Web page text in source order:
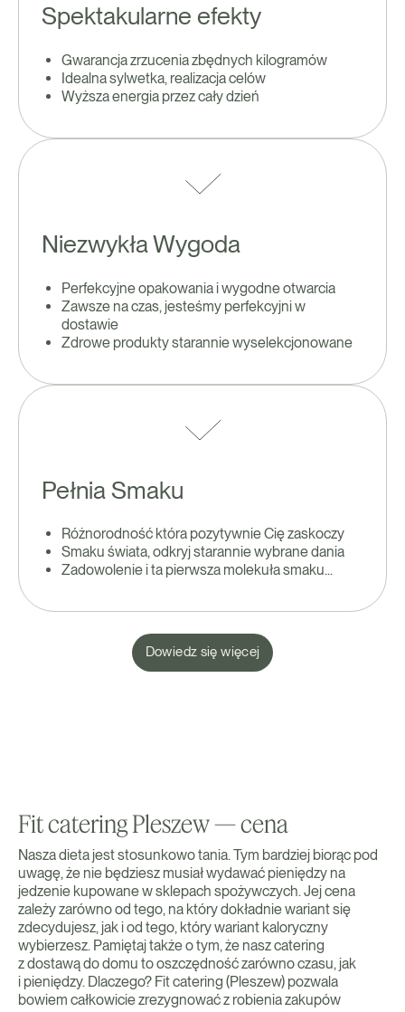
Spektakularne efekty
Gwarancja zrzucenia zbędnych kilogramów
Idealna sylwetka, realizacja celów
Wyższa energia przez cały dzień
Niezwykła Wygoda
Perfekcyjne opakowania i wygodne otwarcia
Zawsze na czas, jesteśmy perfekcyjni w
dostawie
Zdrowe produkty starannie wyselekcjonowane
Pełnia Smaku
Różnorodność która pozytywnie Cię zaskoczy
Smaku świata, odkryj starannie wybrane dania
Zadowolenie i ta pierwsza molekuła smaku...
Dowiedz się więcej
Fit catering Pleszew — cena
Nasza dieta jest stosunkowo tania. Tym bardziej biorąc pod
uwagę, że nie będziesz musiał wydawać pieniędzy na
jedzenie kupowane w sklepach spożywczych. Jej cena
zależy zarówno od tego, na który dokładnie wariant się
zdecydujesz, jak i od tego, który wariant kaloryczny
wybierzesz. Pamiętaj także o tym, że nasz catering
z dostawą do domu to oszczędność zarówno czasu, jak
i pieniędzy. Dlaczego? Fit catering (Pleszew) pozwala
bowiem całkowicie zrezygnować z robienia zakupów